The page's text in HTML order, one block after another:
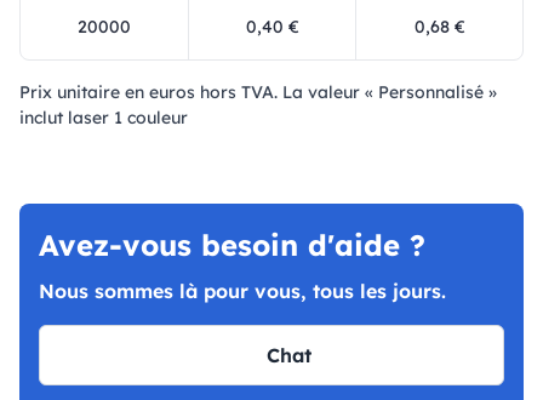
20000 0,40 € 0,68 €
Prix ​​unitaire en euros hors TVA. La valeur « Personnalisé »
inclut laser 1 couleur
Avez-vous besoin d'aide ?
Nous sommes là pour vous, tous les jours.
Chat